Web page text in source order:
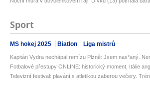
Sport
MS hokej 2025 Biatlon Liga mistrů
Kapitán Vydra nechápal remízu Plzně: Jsem nas*aný.
Fotbalové přestupy ONLINE: historický moment, Itálie
Televizní festival: plavání s atletikou zaberou večery.